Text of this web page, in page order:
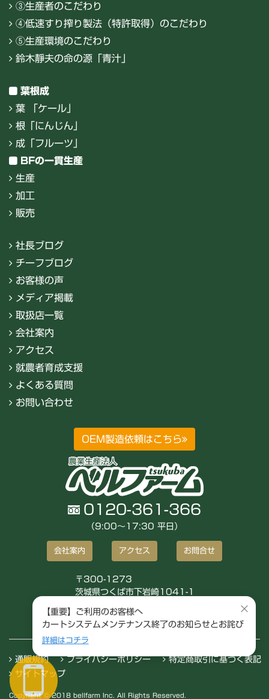
③生産者のこだわり
④低速すり搾り製法（特許取得）のこだわり
⑤生産環境のこだわり
鈴木靜夫の命の源「青汁」
葉根成
葉 「ケール」
根「にんじん」
成「フルーツ」
BFの一貫生産
生産
加工
販売
社長ブログ
チーフブログ
お客様の声
メディア掲載
取扱店一覧
会社案内
アクセス
就農者育成支援
よくある質問
お問い合わせ
OEM製造依頼はこちら
0120-361-366
（9:00〜17:30 平日）
会社案内 アクセス お問合せ
〒300-1273
茨城県つくば市下岩崎1041-1
通販規約 プライバシーポリシー
特定商取引に基づく表記
サイトマップ
Copyright © 2018 bellfarm Inc. All Rights Reserved.
【重要】ご利用のお客様へ
カートシステムメンテナンス終了のお知らせとお詫び
詳細はコチラ
×